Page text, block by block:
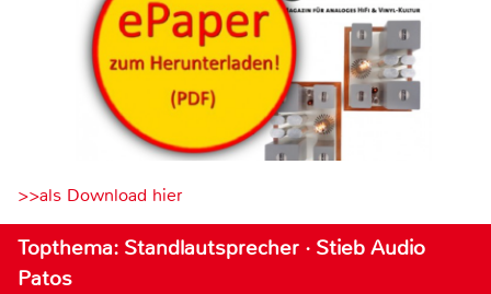
>>als Download hier
Topthema: Standlautsprecher · Stieb Audio
Patos